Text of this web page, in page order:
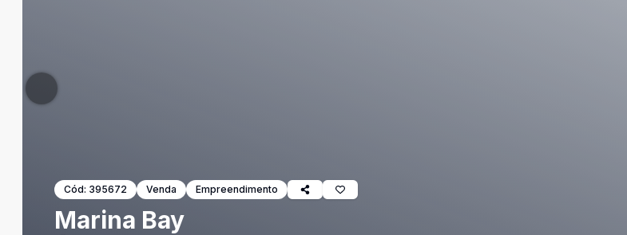
Cód: 395672 Venda Empreendimento
Marina Bay